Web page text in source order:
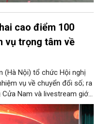
cao điểm 100
vụ trọng tâm về
(Hà Nội) tổ chức Hội nghị
vụ về chuyển đổi số; ra
Nam và livestream giới
sản, văn hóa kiến trúc